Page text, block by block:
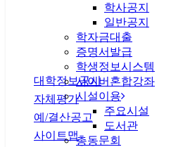
학사공지
일반공지
학자금대출
증명서발급
학생정보시스템
사이버혼합강좌
시설이용
주요시설
도서관
총동문회
개인정보처리방침
대학정보공시
자체평가
예/결산공고
사이트맵